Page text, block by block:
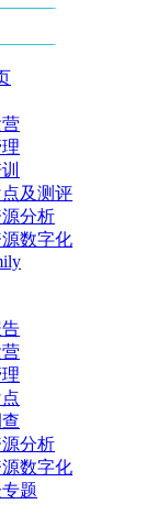
点及测评
分析
源数字化
分析
源数字化
题